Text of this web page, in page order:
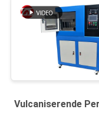
Vulcaniserende